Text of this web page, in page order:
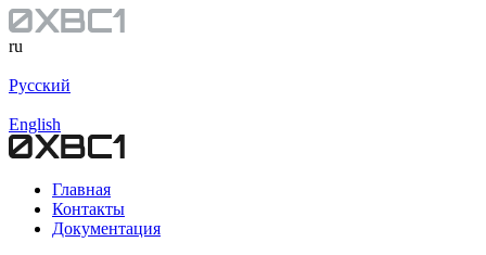
ru
Русский
English
Главная
Контакты
Документация